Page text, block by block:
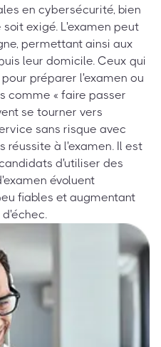
en cybersécurité, bien
exigé. L'examen peut
permettant ainsi aux
leur domicile. Ceux qui
préparer l'examen ou
comme « faire passer
se tourner vers
sans risque avec
réussite à l'examen. Il est
d'utiliser des
évoluent
fiables et augmentant